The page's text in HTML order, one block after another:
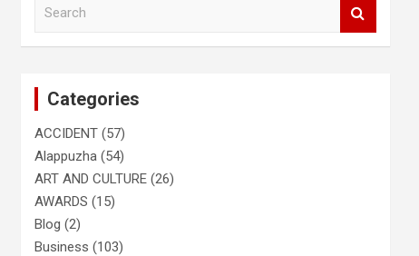
Categories
ACCIDENT (57)
Alappuzha (54)
ART AND CULTURE (26)
AWARDS (15)
Blog (2)
Business (103)